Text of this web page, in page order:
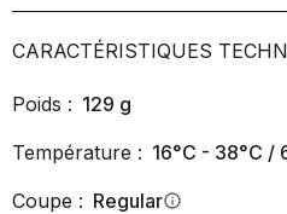
CARACTÉRISTIQUES
Poids : 129 g
Température : 16°C - 38°C /
Coupe : Regularinfo